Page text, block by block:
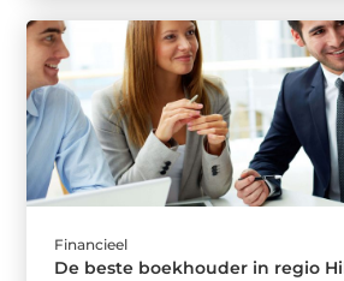
Financieel
De beste boekhouder in regio